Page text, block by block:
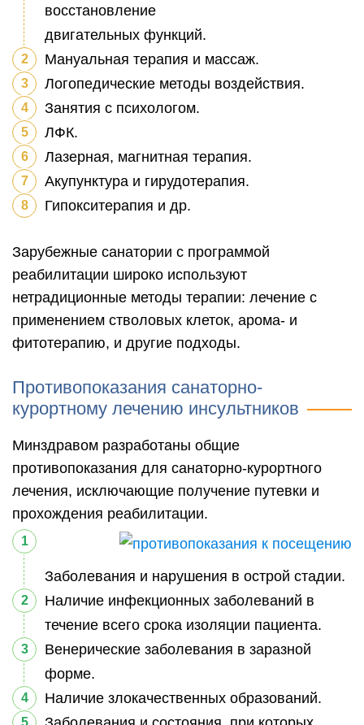
восстановление
двигательных функций.
Мануальная терапия и массаж.
Логопедические методы воздействия.
Занятия с психологом.
ЛФК.
Лазерная, магнитная терапия.
Акупунктура и гирудотерапия.
Гипокситерапия и др.
Зарубежные санатории с программой
реабилитации широко используют
нетрадиционные методы терапии: лечение с
применением стволовых клеток, арома- и
фитотерапию, и другие подходы.
Противопоказания санаторно-
курортному лечению инсультников
Минздравом разработаны общие
противопоказания для санаторно-курортного
лечения, исключающие получение путевки и
прохождения реабилитации.
Заболевания и нарушения в острой стадии.
Наличие инфекционных заболеваний в
течение всего срока изоляции пациента.
Венерические заболевания в заразной
форме.
Наличие злокачественных образований.